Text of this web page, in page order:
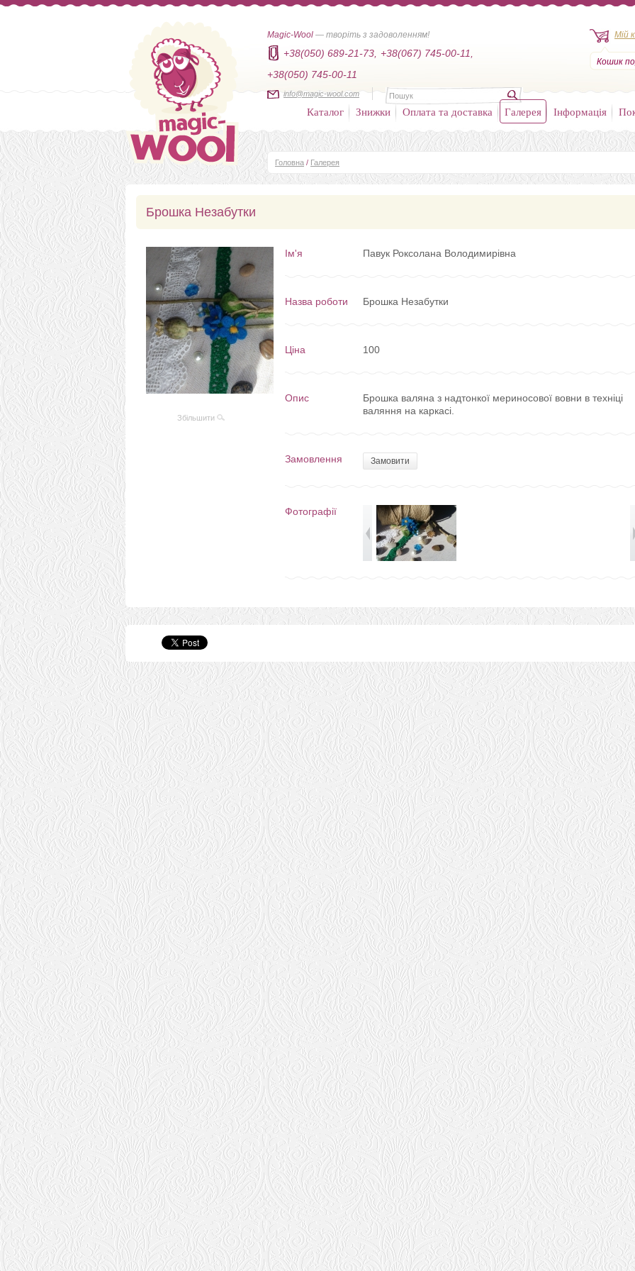
Magic-Wool — творіть з задоволенням!
+38(050) 689-21-73,
+38(067) 745-00-11,
+38(050) 745-00-11
info@magic-wool.com
Мій
Кошик
Каталог Знижки Оплата та доставка Галерея Інформація
Головна / Галерея
Брошка Незабутки
Збільшити
Ім'я Павук Роксолана Володимирівна
Назва роботи Брошка Незабутки
Ціна 100
Опис
Брошка валяна з надтонкої мериносової вовни в техніці
валяння на каркасі.
Замовлення Замовити
Фотографії